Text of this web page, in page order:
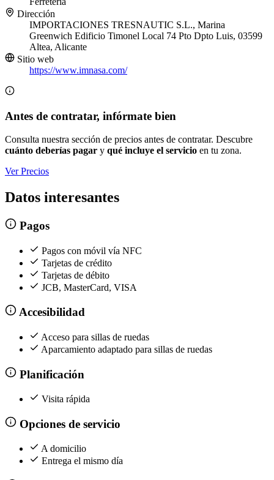
Dirección
IMPORTACIONES TRESNAUTIC S.L., Marina
Greenwich Edificio Timonel Local 74 Pto Dpto Luis, 03599
Altea, Alicante
Sitio web
https://www.imnasa.com/
Antes de contratar, infórmate bien
Consulta nuestra sección de precios antes de contratar. Descubre
cuánto deberías pagar y qué incluye el servicio en tu zona.
Ver Precios
Datos interesantes
Pagos
Pagos con móvil vía NFC
Tarjetas de crédito
Tarjetas de débito
JCB, MasterCard, VISA
Accesibilidad
Acceso para sillas de ruedas
Aparcamiento adaptado para sillas de ruedas
Planificación
Visita rápida
Opciones de servicio
A domicilio
Entrega el mismo día